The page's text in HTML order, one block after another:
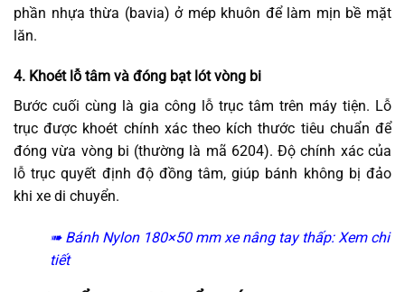
phần nhựa thừa (bavia) ở mép khuôn để làm mịn bề mặt
lăn.
4. Khoét lỗ tâm và đóng bạt lót vòng bi
Bước cuối cùng là gia công lỗ trục tâm trên máy tiện. Lỗ
trục được khoét chính xác theo kích thước tiêu chuẩn để
đóng vừa vòng bi (thường là mã 6204). Độ chính xác của
lỗ trục quyết định độ đồng tâm, giúp bánh không bị đảo
khi xe di chuyển.
➠ Bánh Nylon 180×50 mm xe nâng tay thấp:Xem chi
tiết